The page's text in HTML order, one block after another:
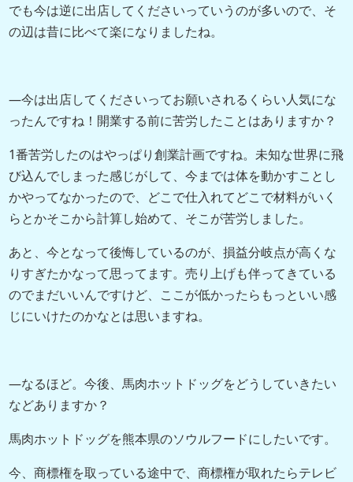
でも今は逆に出店してくださいっていうのが多いので、そ
の辺は昔に比べて楽になりましたね。
―今は出店してくださいってお願いされるくらい人気にな
ったんですね！開業する前に苦労したことはありますか？
1番苦労したのはやっぱり創業計画ですね。未知な世界に飛
び込んでしまった感じがして、今までは体を動かすことし
かやってなかったので、どこで仕入れてどこで材料がいく
らとかそこから計算し始めて、そこが苦労しました。
あと、今となって後悔しているのが、損益分岐点が高くな
りすぎたかなって思ってます。売り上げも伴ってきている
のでまだいいんですけど、ここが低かったらもっといい感
じにいけたのかなとは思いますね。
―なるほど。今後、馬肉ホットドッグをどうしていきたい
などありますか？
馬肉ホットドッグを熊本県のソウルフードにしたいです。
今、商標権を取っている途中で、商標権が取れたらテレビ